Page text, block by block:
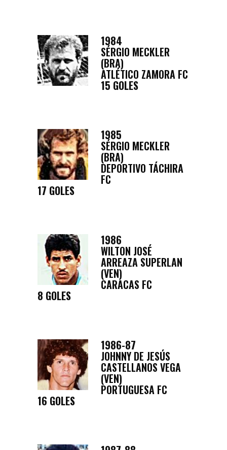
1984
SÉRGIO MECKLER
(BRA)
ATLÉTICO ZAMORA FC
15 GOLES
1985
SÉRGIO MECKLER
(BRA)
DEPORTIVO TÁCHIRA
FC
17 GOLES
1986
WILTON JOSÉ
ARREAZA SUPERLAN
(VEN)
CARACAS FC
8 GOLES
1986-87
JOHNNY DE JESÚS
CASTELLANOS VEGA
(VEN)
PORTUGUESA FC
16 GOLES